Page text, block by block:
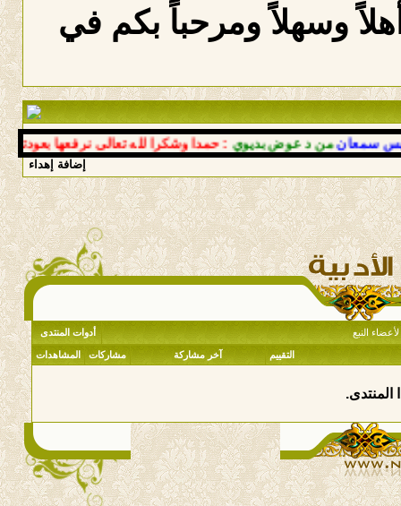
وسهلاً ومرحباً بكم في
من د عوض بديوي : حمدا وشكرا لله تعالى نرفعها بعودتك إلى
إضافة إهداء
النبع أدوات المنتدى
التقييم آخر مشاركة مشاركات المشاهدات
المنتدى.